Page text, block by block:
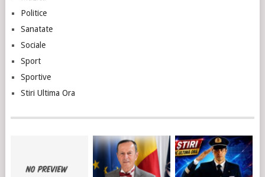
Politice
Sanatate
Sociale
Sport
Sportive
Stiri Ultima Ora